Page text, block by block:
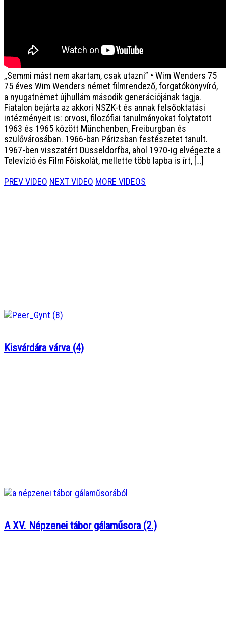
„Semmi mást nem akartam, csak utazni” • Wim Wenders 75
75 éves Wim Wenders német filmrendező, forgatókönyvíró,
a nyugatnémet újhullám második generációjának tagja.
Fiatalon bejárta az akkori NSZK-t és annak felsőoktatási
intézményeit is: orvosi, filozófiai tanulmányokat folytatott
1963 és 1965 között Münchenben, Freiburgban és
szülővárosában. 1966-ban Párizsban festészetet tanult.
1967-ben visszatért Düsseldorfba, ahol 1970-ig elvégezte a
Televízió és Film Főiskolát, mellette több lapba is írt, […]
PREV VIDEO NEXT VIDEO MORE VIDEOS
Kisvárdára várva (4)
A XV. Népzenei tábor gálaműsora (2.)